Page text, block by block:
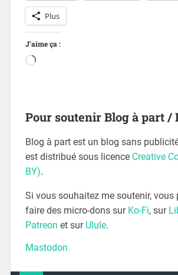
Plus
J’aime ça :
Pour soutenir Blog à part /
Blog à part est un blog sans
est distribué sous licence Creative
BY).
Si vous souhaitez me soutenir, vous
faire des micro-dons sur Ko-Fi, sur
Patreon et sur Ulule.
Mastodon